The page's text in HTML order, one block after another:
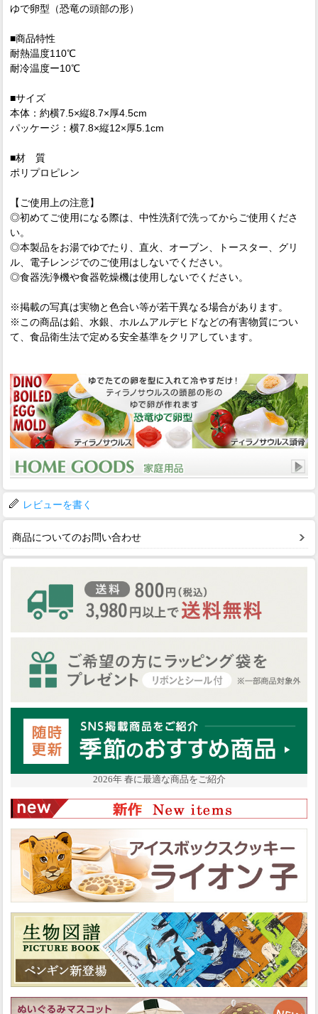
ゆで卵型（恐竜の頭部の形）
■商品特性
耐熱温度110℃
耐冷温度ー10℃
■サイズ
本体：約横7.5×縦8.7×厚4.5cm
パッケージ：横7.8×縦12×厚5.1cm
■材 質
ポリプロピレン
【ご使用上の注意】
◎初めてご使用になる際は、中性洗剤で洗ってからご使用くださ
い。
◎本製品をお湯でゆでたり、直火、オーブン、トースター、グリ
ル、電子レンジでのご使用はしないでください。
◎食器洗浄機や食器乾燥機は使用しないでください。
※掲載の写真は実物と色合い等が若干異なる場合があります。
※この商品は鉛、水銀、ホルムアルデヒドなどの有害物質につい
て、食品衛生法で定める安全基準をクリアしています。
レビューを書く
商品についてのお問い合わせ